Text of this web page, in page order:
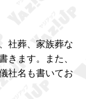
社葬、家族葬な
きます。また、
社名も書いてお